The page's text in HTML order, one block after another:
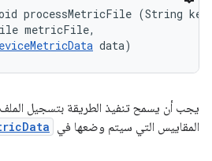
processMetricFile (String
metricFile,
data)
يجب أن يسمح تنفيذ الطريقة بتسجيل
المقاييس التي سيتم وضعها في